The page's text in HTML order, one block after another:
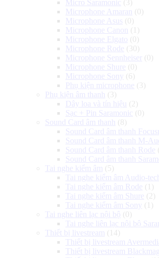
Micro Saramonic (3)
Microphone Amaran
(0)
Microphone Asus (0)
Microphone Canon
(1)
Microphone Elgato (0)
Microphone Rode (30)
Microphone Sennheiser
(0)
Microphone Shure (0)
Microphone Sony (6)
Phụ kiện microphone (3)
Phụ kiện âm thanh
(3)
Dây loa và tín hiệu
(2)
Sạc + Pin Saramonic (0)
Sound Card âm thanh
(8)
Sound Card âm thanh
Sound Card âm thanh M-
Sound Card âm thanh Rode
Sound Card âm thanh
Tai nghe kiểm âm (5)
Tai nghe kiểm âm Audio-
Tai nghe kiểm âm Rode (1)
Tai nghe kiểm âm Shure (2)
Tai nghe kiểm âm Sony (1)
Tai nghe liên lạc nội bộ (0)
Tai nghe liên lạc nội bộ
Thiết bị livestream (14)
Thiết bị livestream
Thiết bị livestream